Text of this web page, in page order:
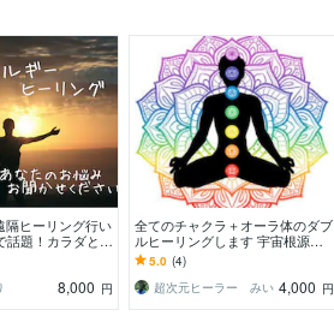
隔ヒーリング行い
話題！カラダとコ
ヒーリング！
8,000 円
全てのチャクラ＋オーラ体のダブ
ルヒーリングします 宇宙根源の
エネルギーで癒し、生命エネルギ
ーをチャージ！！
5.0 (4)
超次元ヒーラー みい 4,000 円